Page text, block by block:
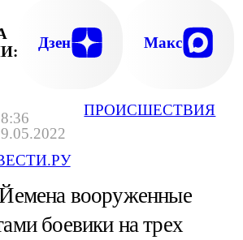
ПРОИСШЕСТВИЯ
Дзен Макс
вооруженные
боевики на трех